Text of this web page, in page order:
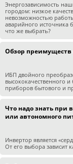
Энергозависимость
городом: низкое
невозможностью
аварийного источника
что же выбрать?
Обзор преимуществ
ИБП двойного
высококачественного
приборов бытового и
Что надо знать при
или автономного
Инвертор является
От его выбора зависит